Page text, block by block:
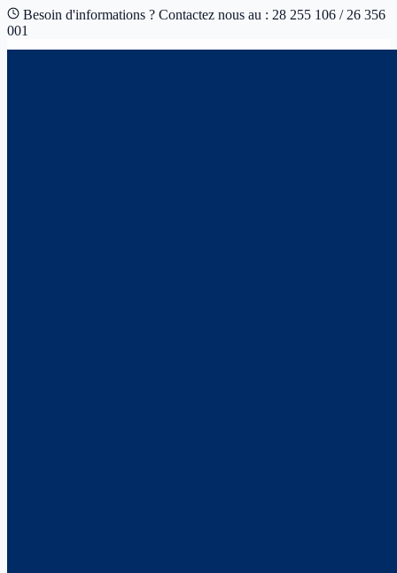
Besoin d'informations ? Contactez nous au : 28 255 106 / 26 356
001